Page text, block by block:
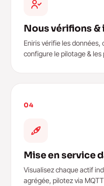
Nous vérifions &
Eniris vérifie les
configure le pilotage & les
04
Mise en service
Visualisez chaque actif
agrégée, pilotez via